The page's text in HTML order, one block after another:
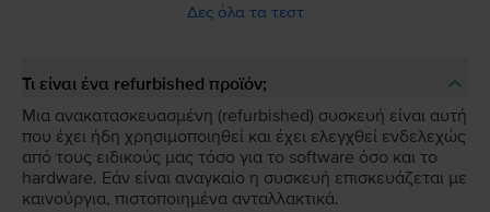
Δες όλα τα τεστ
Τι είναι ένα refurbished προϊόν;
Μια ανακατασκευασμένη (refurbished) συσκευή είναι αυτή
που έχει ήδη χρησιμοποιηθεί και έχει ελεγχθεί ενδελεχώς
από τους ειδικούς μας τόσο για το software όσο και το
hardware. Εάν είναι αναγκαίο η συσκευή επισκευάζεται με
καινούργια, πιστοποιημένα ανταλλακτικά.